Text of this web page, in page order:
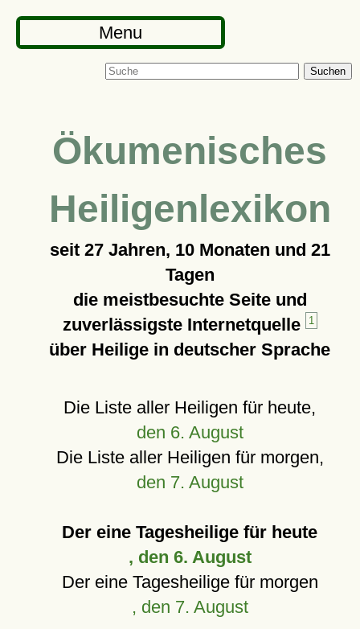
Menu
Suchen
Ökumenisches
Heiligenlexikon
seit 27 Jahren, 10 Monaten und 21
Tagen
die meistbesuchte Seite und
zuverlässigste Internetquelle
1
über Heilige in deutscher Sprache
Die Liste aller Heiligen für heute,
den 6. August
Die Liste aller Heiligen für morgen,
den 7. August
Der eine Tagesheilige für heute
, den 6. August
Der eine Tagesheilige für morgen
, den 7. August